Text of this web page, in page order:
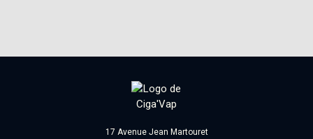
17 Avenue Jean Martouret